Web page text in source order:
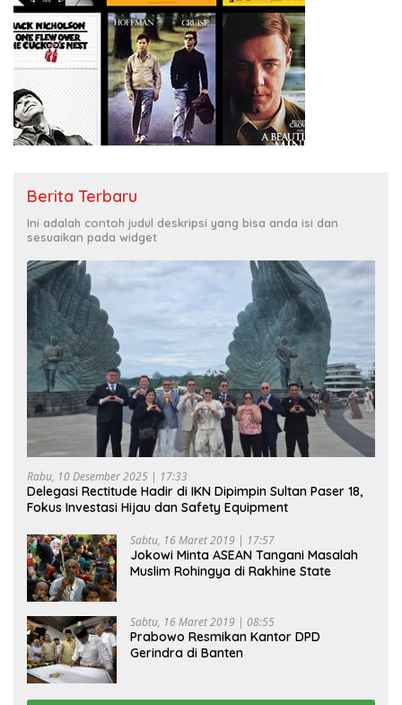
Berita Terbaru
Ini adalah contoh judul deskripsi yang bisa anda isi dan
sesuaikan pada widget
Rabu, 10 Desember 2025 | 17:33
Delegasi Rectitude Hadir di IKN Dipimpin Sultan Paser 18,
Fokus Investasi Hijau dan Safety Equipment
Sabtu, 16 Maret 2019 | 17:57
Jokowi Minta ASEAN Tangani Masalah
Muslim Rohingya di Rakhine State
Sabtu, 16 Maret 2019 | 08:55
Prabowo Resmikan Kantor DPD
Gerindra di Banten